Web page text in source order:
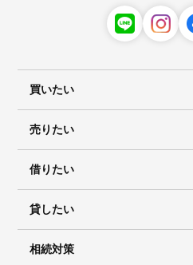
買いたい
売りたい
借りたい
貸したい
相続対策